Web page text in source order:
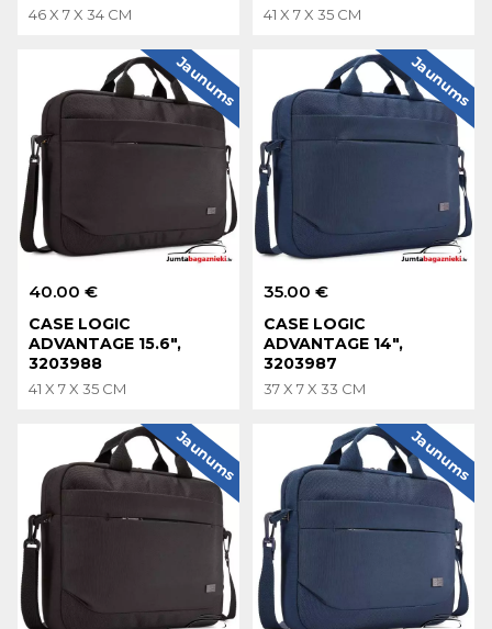
46 X 7 X 34 CM 41 X 7 X 35 CM
40.00 €
CASE LOGIC
ADVANTAGE 15.6",
3203988
41 X 7 X 35 CM
Jaunums
35.00 €
CASE LOGIC
ADVANTAGE 14",
3203987
37 X 7 X 33 CM
Jaunums
Jaunums Jaunums